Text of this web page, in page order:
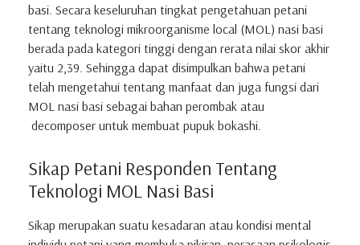
basi. Secara keseluruhan tingkat pengetahuan petani
tentang teknologi mikroorganisme local (MOL) nasi basi
berada pada kategori tinggi dengan rerata nilai skor akhir
yaitu 2,39. Sehingga dapat disimpulkan bahwa petani
telah mengetahui tentang manfaat dan juga fungsi dari
MOL nasi basi sebagai bahan perombak atau
decomposer untuk membuat pupuk bokashi.
Sikap Petani Responden Tentang
Teknologi MOL Nasi Basi
Sikap merupakan suatu kesadaran atau kondisi mental